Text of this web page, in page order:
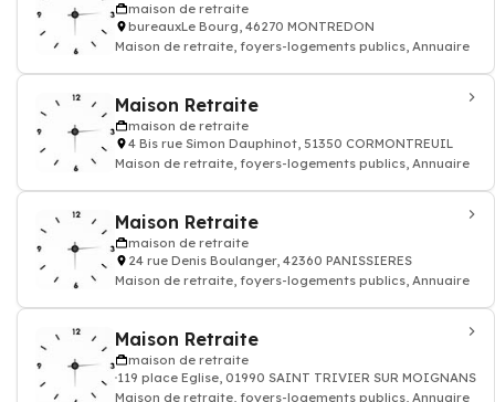
maison de retraite
bureauxLe Bourg, 46270 MONTREDON
Maison de retraite, foyers-logements publics, Annuaire
Maison Retraite
maison de retraite
4 Bis rue Simon Dauphinot, 51350 CORMONTREUIL
Maison de retraite, foyers-logements publics, Annuaire
Maison Retraite
maison de retraite
24 rue Denis Boulanger, 42360 PANISSIERES
Maison de retraite, foyers-logements publics, Annuaire
Maison Retraite
maison de retraite
119 place Eglise, 01990 SAINT TRIVIER SUR MOIGNANS
Maison de retraite, foyers-logements publics, Annuaire